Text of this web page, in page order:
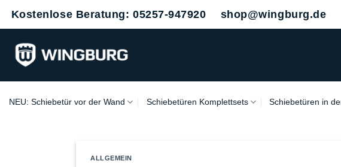
Kostenlose Beratung: 05257-947920 shop@wingburg.de
NEU: Schiebetür vor der Wand Schiebetüren Komplettsets Schiebetüren in
ALLGEMEIN